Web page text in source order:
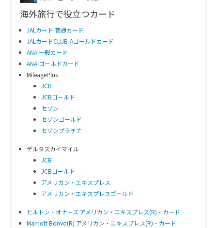
海外旅行で役立つカード
JALカード 普通カード
JALカードCLUB-Aゴールドカード
ANA 一般カード
ANA ゴールドカード
MileagePlus
JCB
JCBゴールド
セゾン
セゾンゴールド
セゾンプラチナ
デルタスカイマイル
JCB
JCBゴールド
アメリカン・エキスプレス
アメリカン・エキスプレスゴールド
ヒルトン・オナーズ アメリカン・エキスプレス(R)・カード
Marriott Bonvo(R) アメリカン・エキスプレス(R)・カード